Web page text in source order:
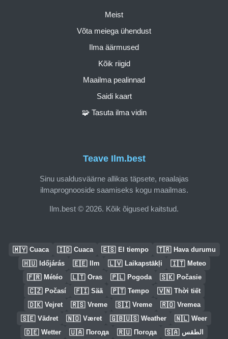
Teave Ilm.best
Sinu usaldusväärne allikas täpsete, reaalajas
ilmaprognooside saamiseks kogu maailmas.
Ilm.best © 2026. Kõik õigused kaitstud.
Meist
Võta meiega ühendust
Ilma äärmused
Kõik riigid
Maailma pealinnad
Saidi kaart
🧩 Tasuta ilma vidin
🇲🇾 Cuaca 🇮🇩 Cuaca 🇪🇸 El tiempo 🇹🇷 Hava durumu
🇭🇺 Időjárás 🇪🇪 Ilm 🇱🇻 Laikapstākļi 🇮🇹 Meteo
🇫🇷 Météo 🇱🇹 Oras 🇵🇱 Pogoda 🇸🇰 Počasie
🇨🇿 Počasí 🇫🇮 Sää 🇵🇹 Tempo 🇻🇳 Thời tiết
🇩🇰 Vejret 🇷🇸 Vreme 🇸🇮 Vreme 🇷🇴 Vremea
🇸🇪 Vädret 🇳🇴 Været 🇬🇧🇺🇸 Weather 🇳🇱 Weer
🇩🇪 Wetter 🇺🇦 Погода 🇷🇺 Погода 🇸🇦 الطقس